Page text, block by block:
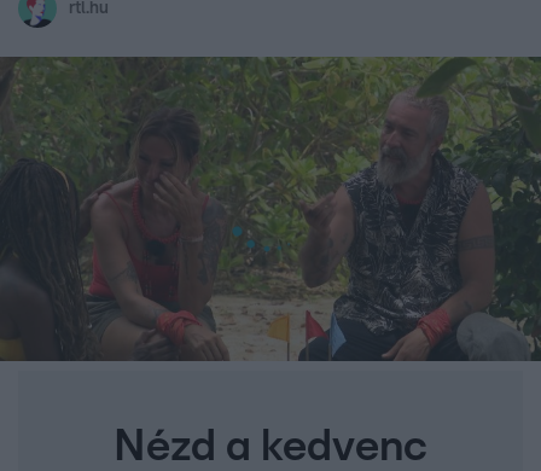
rtl.hu
Nézd a kedvenc